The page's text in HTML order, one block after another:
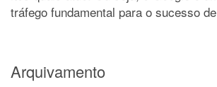
tráfego fundamental para o sucesso
Arquivamento